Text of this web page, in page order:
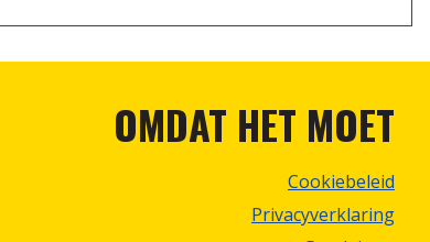
OMDAT HET MOET
Cookiebeleid
Privacyverklaring